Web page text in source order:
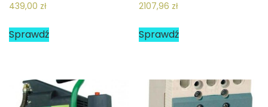
439,00 zł
Sprawdź
2107,96 zł
Sprawdź